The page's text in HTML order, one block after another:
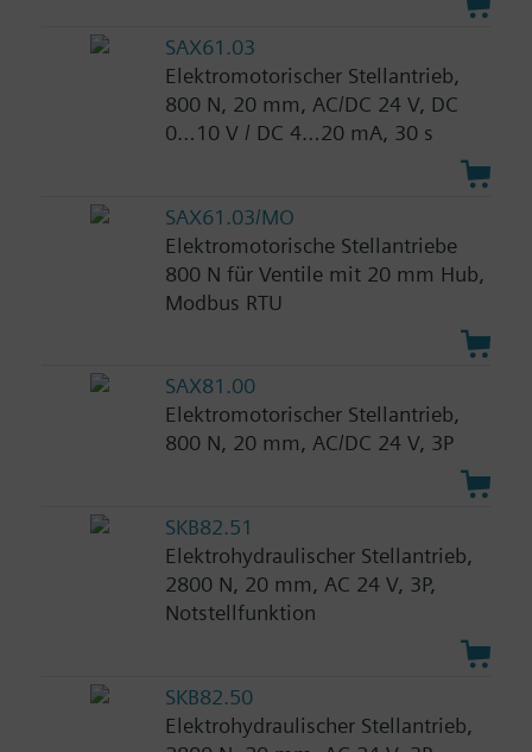
SAX61.03
Elektromotorischer Stellantrieb,
800 N, 20 mm, AC/DC 24 V, DC
0…10 V / DC 4…20 mA, 30 s
SAX61.03/MO
Elektromotorische Stellantriebe
800 N für Ventile mit 20 mm Hub,
Modbus RTU
SAX81.00
Elektromotorischer Stellantrieb,
800 N, 20 mm, AC/DC 24 V, 3P
SKB82.51
Elektrohydraulischer Stellantrieb,
2800 N, 20 mm, AC 24 V, 3P,
Notstellfunktion
SKB82.50
Elektrohydraulischer Stellantrieb,